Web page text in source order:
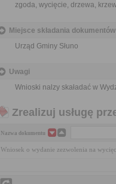
zgoda, wycięcie, drzewa,
Miejsce składania dokumentów
Urząd Gminy Słuno
Uwagi
Wnioski nalzy skaładać w
Zrealizuj usługę
Nazwa dokumentu
Wniosek o wydanie zezwolenia na